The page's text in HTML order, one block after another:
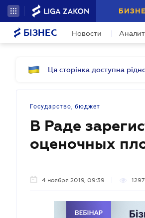
БІЗНЕС Новости
Ця сторінка доступна
Государство, бюджет
В Раде
оценочных
4 ноября 2019, 09:39 1297